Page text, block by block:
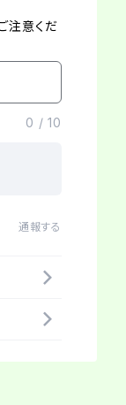
注意くだ
0 /10
通報する